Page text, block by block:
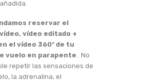
reservar el
vídeo editado +
el vídeo 360º de tu
vuelo en parapente . No
repetir las sensaciones de
la adrenalina, el